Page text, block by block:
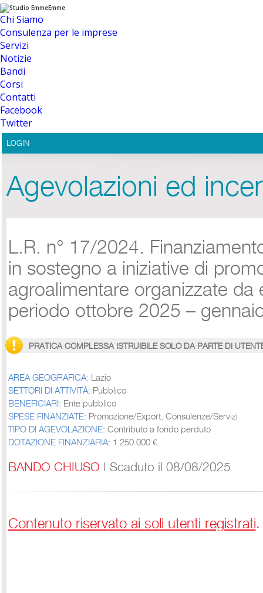
Chi Siamo
Consulenza per le imprese
Servizi
Notizie
Bandi
Corsi
Contatti
Facebook
Twitter
LOGIN
Agevolazioni ed
L.R. n° 17/2024.
in sostegno a iniziative di
agroalimentare organizzate da
periodo ottobre 2025 –
PRATICA COMPLESSA ISTRUIBILE SOLO DA PARTE DI
AREA GEOGRAFICA: Lazio
SETTORI DI ATTIVITÀ: Pubblico
BENEFICIARI: Ente pubblico
SPESE FINANZIATE: Promozione/Export, Consulenze/Servizi
TIPO DI AGEVOLAZIONE: Contributo a fondo perduto
DOTAZIONE FINANZIARIA: 1.250.000 €
BANDO CHIUSO | Scaduto il 08/08/2025
Contenuto riservato ai soli utenti registrati.